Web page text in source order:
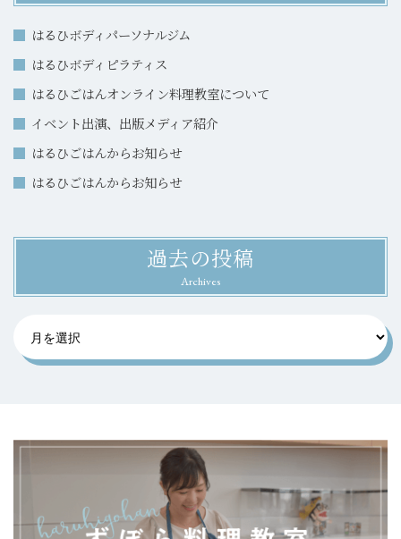
はるひボディパーソナルジム
はるひボディピラティス
はるひごはんオンライン料理教室について
イベント出演、出版メディア紹介
はるひごはんからお知らせ
はるひごはんからお知らせ
過去の投稿
Archives